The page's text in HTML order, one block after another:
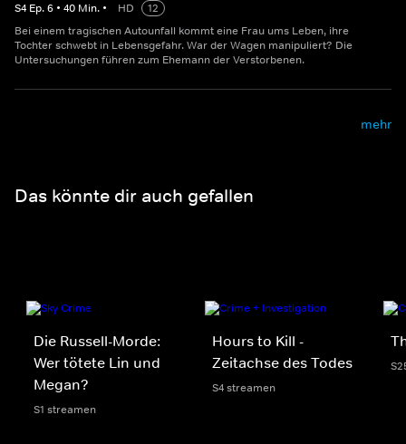
S4 Ep.6 • 40 Min. • HD
12
Bei einem tragischen Autounfall kommt eine Frau ums Leben, ihre
Tochter schwebt in Lebensgefahr. War der Wagen manipuliert? Die
Untersuchungen führen zum Ehemann der Verstorbenen.
mehr
Das könnte dir auch gefallen
Die Russell-Morde:
Wer tötete Lin und
Megan?
S1 streamen
Hours to Kill -
Zeitachse des Todes
S4 streamen